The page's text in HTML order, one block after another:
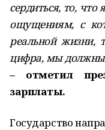
сердиться, то, что
ощущениям, с
реальной жизни,
цифра, мы должны
– отметил
зарплаты.
Государство